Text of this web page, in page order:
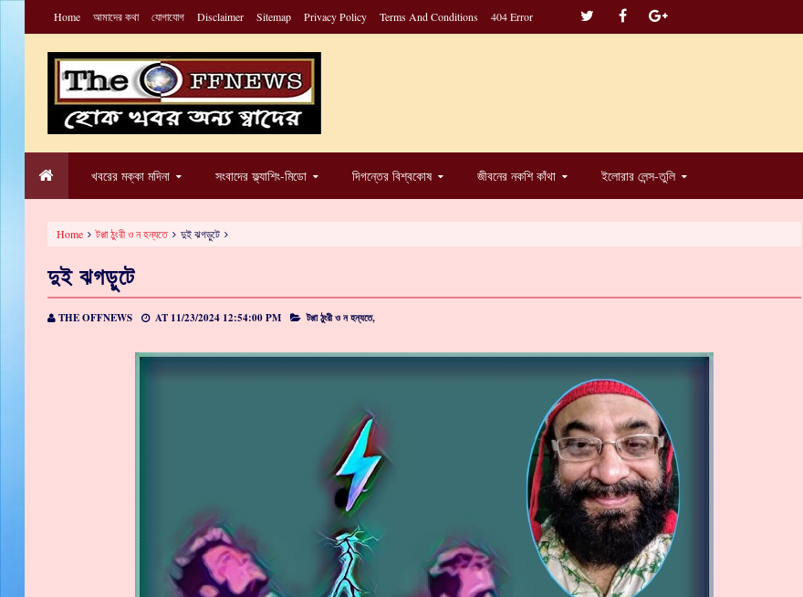
Home আমাদের কথা যোগাযোগ Disclaimer Sitemap Privacy Policy Terms And Conditions 404 Error
খবরের মক্কা মদিনা সংবাদের ফ্ল্যাশিং-মিডো দিগন্তের বিশ্বকোষ জীবনের নকশি কাঁথা ইলোরার লেন্স-তুলি
Home টপ্পা ঠুংরী ও ন হন্যতে দুই ঝগড়ুটে
দুই ঝগড়ুটে
THE OFFNEWS AT 11/23/2024 12:54:00 PM টপ্পা ঠুংরী ও ন হন্যতে,